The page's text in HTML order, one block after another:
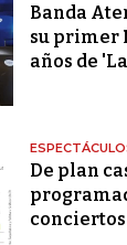
Banda
su primer
años de
De plan